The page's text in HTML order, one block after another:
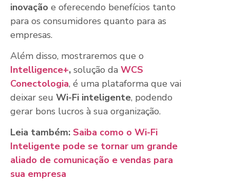
inovação e oferecendo benefícios tanto
para os consumidores quanto para as
empresas.
Além disso, mostraremos que o
Intelligence+, solução da WCS
Conectologia, é uma plataforma que vai
deixar seu Wi-Fi inteligente, podendo
gerar bons lucros à sua organização.
Leia também: Saiba como o Wi-Fi
Inteligente pode se tornar um grande
aliado de comunicação e vendas para
sua empresa